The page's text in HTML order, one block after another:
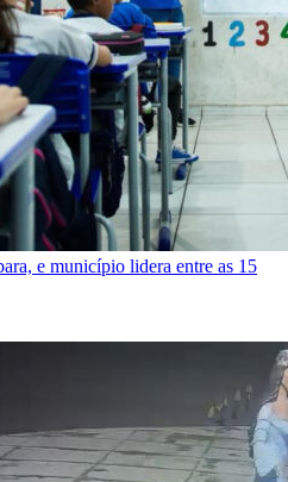
e município lidera entre as 15